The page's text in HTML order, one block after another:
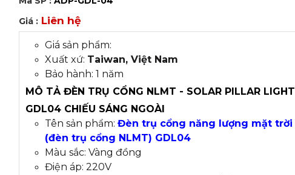
Giá : Liên hệ
Giá sản phẩm:
Xuất xứ: Taiwan, Việt Nam
Bảo hành: 1 năm
MÔ TẢ ĐÈN TRỤ CỔNG NLMT - SOLAR PILLAR LIGHT
GDL04 CHIẾU SÁNG NGOÀI
Tên sản phẩm: Đèn trụ cổng năng lượng mặt trời
(đèn trụ cổng NLMT) GDL04
Màu sắc: Vàng đồng
Điện áp: 220V